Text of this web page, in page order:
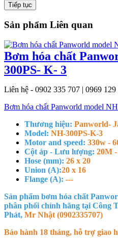
Tiếp tục
Sản phẩm Liên quan
Bơm hóa chất
300PS- K- 3
Liên hệ - 0902 335 707 | 0969 129
Bơm hóa chất Panworld model
Thương hiệu: Panworld-
Model: NH-300PS-K-3
Motor and speed: 330w -
Cột áp - Lưu lượng: 20M
Hose (mm): 26 x 20
Union (A):20 x 16
Flange (A): ---
Sản phẩm bơm hóa chất
phân phối chính hãng tại Công
Phát, Mr Nhật (0902335707)
Bảo hành 18 tháng, hỗ trợ giao